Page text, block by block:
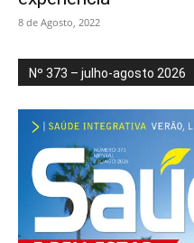
8 de Agosto, 2022
Nº 373 – julho-agosto 2026